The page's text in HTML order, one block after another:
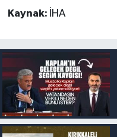
Kaynak: İHA